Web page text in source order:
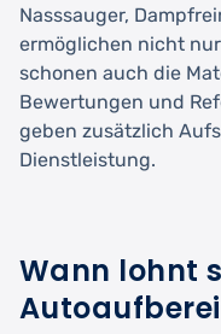
Nasssauger,
ermöglichen nicht
schonen auch die
Bewertungen und
geben zusätzlich
Dienstleistung.
Wann lohnt